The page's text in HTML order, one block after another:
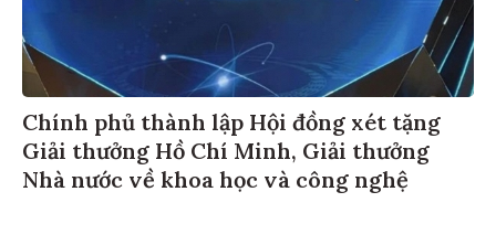
Chính phủ thành lập Hội đồng xét tặng
Giải thưởng Hồ Chí Minh, Giải thưởng
Nhà nước về khoa học và công nghệ